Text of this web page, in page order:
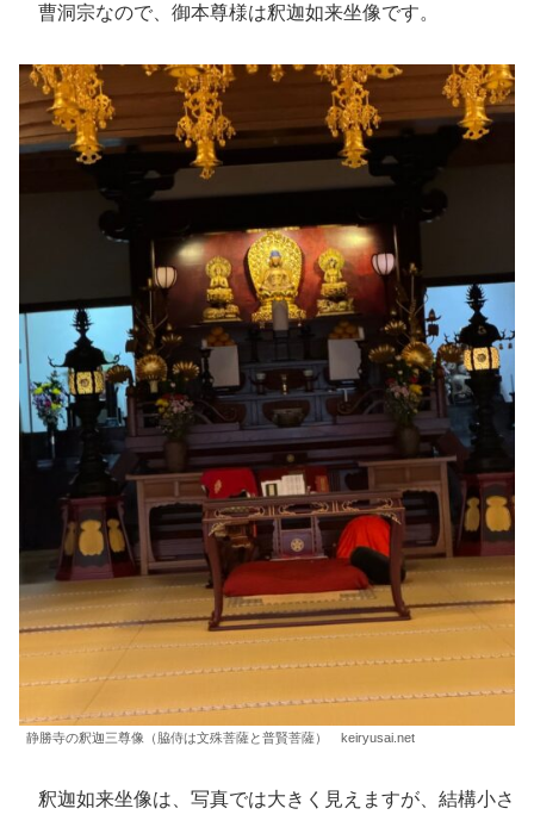
曹洞宗なので、御本尊様は釈迦如来坐像です。
静勝寺の釈迦三尊像（脇侍は文殊菩薩と普賢菩薩） keiryusai.net
釈迦如来坐像は、写真では大きく見えますが、結構小さ